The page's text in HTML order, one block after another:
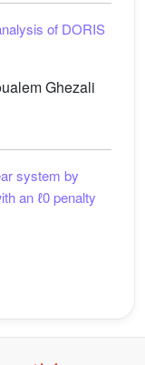
of DORIS
Ghezali
system by
anℓ0penalty